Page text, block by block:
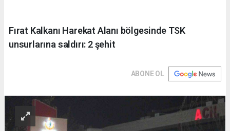
Fırat Kalkanı Harekat Alanı bölgesinde TSK
unsurlarına saldırı: 2 şehit
ABONE OL